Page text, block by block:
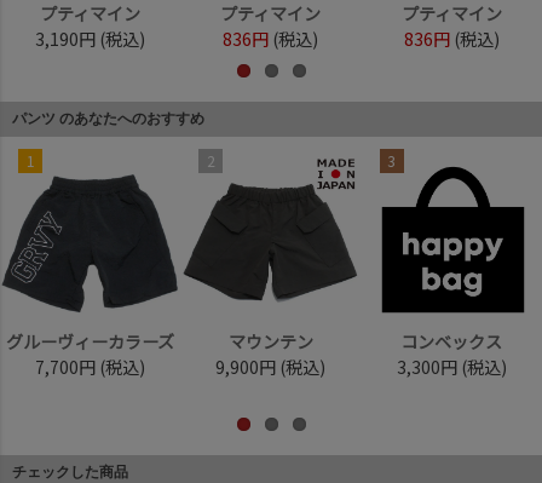
プティマイン
3,190円 (税込)
プティマイン
836円 (税込)
プティマイン
836円 (税込)
パンツ のあなたへのおすすめ
1
グルーヴィーカラーズ
7,700円 (税込)
2
マウンテン
9,900円 (税込)
3
コンベックス
3,300円 (税込)
チェックした商品